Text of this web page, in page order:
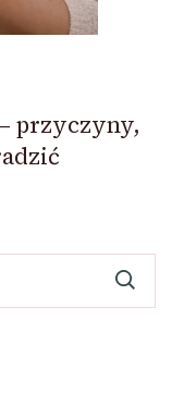
przyczyny,